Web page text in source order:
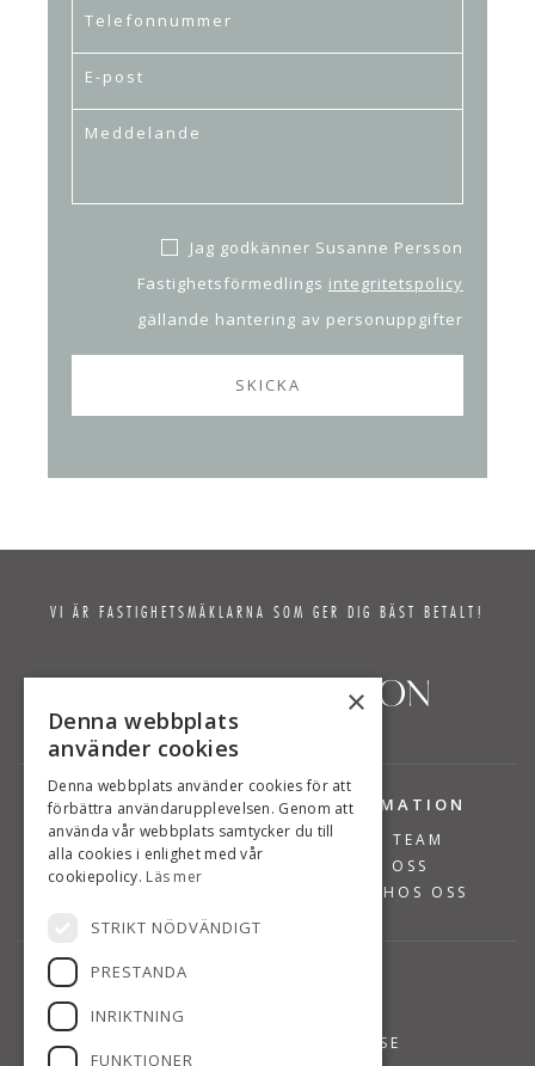
Jag godkänner Susanne Persson
Fastighetsförmedlings integritetspolicy
gällande hantering av personuppgifter
VI ÄR FASTIGHETSMÄKLARNA SOM GER DIG BÄST BETALT!
TJÄNSTER
BOSTÄDER TILL SALU
SÄLJA BOSTAD
VÄRDERA BOSTAD
INFORMATION
VÅRT TEAM
OM OSS
JOBBA HOS OSS
INFO@SUSANNEPERSSON.SE
×
Denna webbplats
använder cookies
Denna webbplats använder cookies för att
förbättra användarupplevelsen. Genom att
använda vår webbplats samtycker du till
alla cookies i enlighet med vår
cookiepolicy. Läs mer
STRIKT NÖDVÄNDIGT
PRESTANDA
INRIKTNING
FUNKTIONER